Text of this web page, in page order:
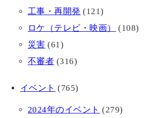
工事・再開発 (121)
ロケ（テレビ・映画）
(108)
災害 (61)
不審者 (316)
イベント (765)
2024年のイベント (279)